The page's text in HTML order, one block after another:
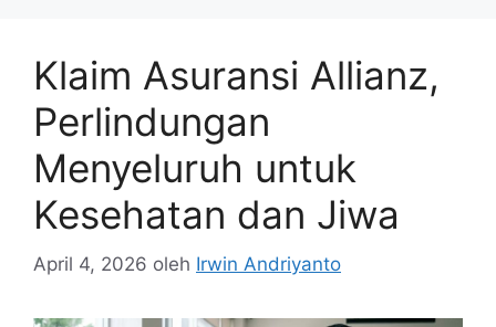
Klaim Asuransi Allianz,
Perlindungan
Menyeluruh untuk
Kesehatan dan Jiwa
April 4, 2026 oleh Irwin Andriyanto